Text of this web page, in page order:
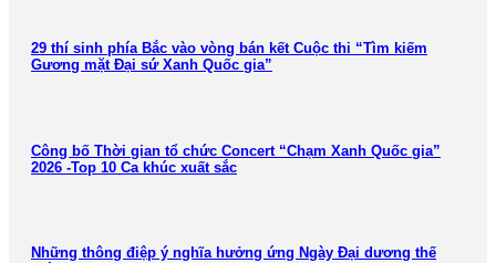
29 thí sinh phía Bắc vào vòng bán kết Cuộc thi “Tìm kiếm
Gương mặt Đại sứ Xanh Quốc gia”
Công bố Thời gian tổ chức Concert “Chạm Xanh Quốc gia”
2026 -Top 10 Ca khúc xuất sắc
Những thông điệp ý nghĩa hưởng ứng Ngày Đại dương thế